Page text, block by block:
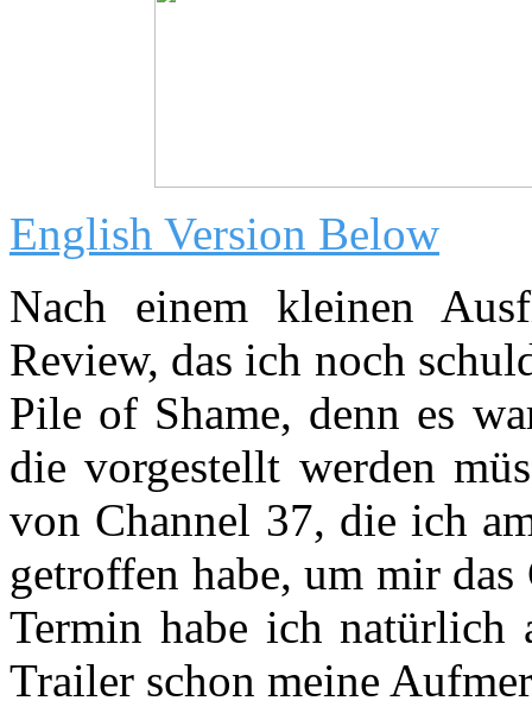
English Version Below
Nach einem kleinen
Review, das ich noch
Pile of Shame, denn es
die vorgestellt werden
von Channel 37, die ich
getroffen habe, um mir das
Termin habe ich
Trailer schon meine